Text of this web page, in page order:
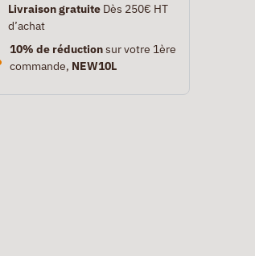
Livraison gratuiteDès 250€ HT
d’achat
10% de réductionsur votre 1ère
commande, NEW10L